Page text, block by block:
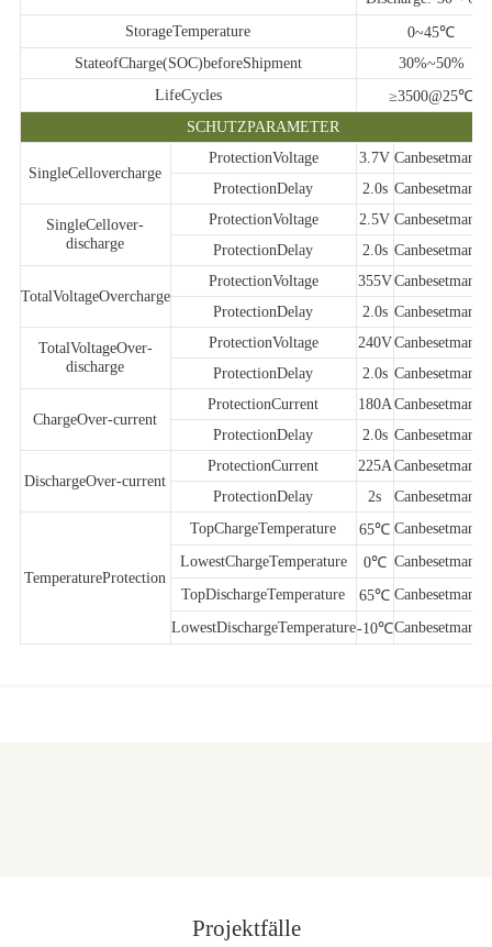
StorageTemperature
0~45℃
StateofCharge(SOC)beforeShipment
30%~50%
LifeCycles
≥3500@25℃
SCHUTZPARAMETER
SingleCellovercharge
ProtectionVoltage 3.7V
ProtectionDelay
2.0s
SingleCellover-
discharge
ProtectionVoltage 2.5V
ProtectionDelay
2.0s
TotalVoltageOvercharge
ProtectionVoltage 355V
ProtectionDelay
2.0s
TotalVoltageOver-
discharge
ProtectionVoltage 240V
ProtectionDelay
2.0s
ChargeOver-current
ProtectionCurrent 180A
ProtectionDelay
2.0s
DischargeOver-current
ProtectionCurrent 225A
ProtectionDelay
2s
TemperatureProtection
TopChargeTemperature 65℃
LowestChargeTemperature
0℃
TopDischargeTemperature
65℃
LowestDischargeTemperature-10℃
Projektfälle